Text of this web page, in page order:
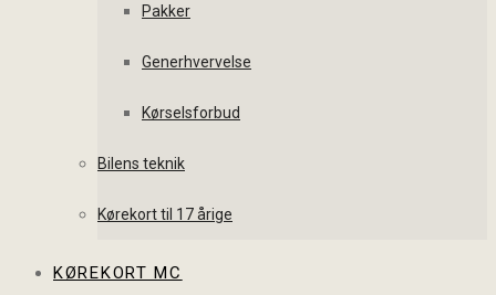
Pakker
Generhvervelse
Kørselsforbud
Bilens teknik
Kørekort til 17 årige
KØREKORT MC